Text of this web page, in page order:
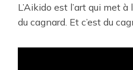
L’Aikido est l’art qui met à
du cagnard. Et c’est du